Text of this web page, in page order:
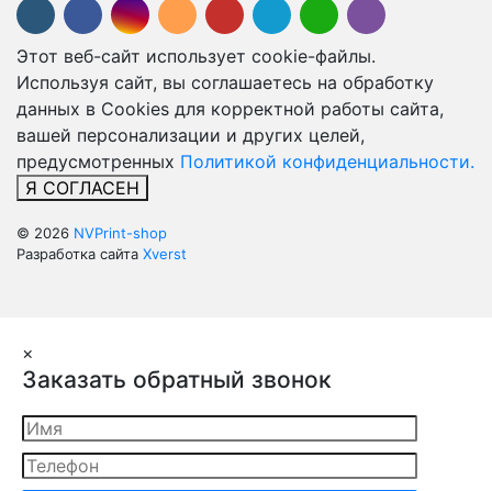
Этот веб-сайт использует cookie-файлы.
Используя сайт, вы соглашаетесь на обработку
данных в Cookies для корректной работы сайта,
вашей персонализации и других целей,
предусмотренных Политикой конфиденциальности.
Я СОГЛАСЕН
© 2026 NVPrint-shop
Разработка сайта Xverst
×
Заказать обратный звонок